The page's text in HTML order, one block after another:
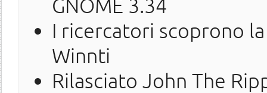
GNOME 3.34
I ricercatori scoprono
Winnti
Rilasciato John The